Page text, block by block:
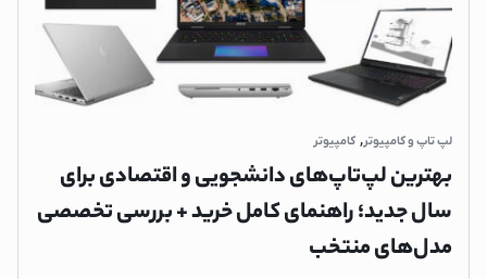
لپ تاپ و کامپیوتر, کامپیوتر
بهترین لپ‌تاپ‌های دانشجویی و اقتصادی برای
سال جدید؛ راهنمای کامل خرید + بررسی تخصصی
مدل‌های منتخب